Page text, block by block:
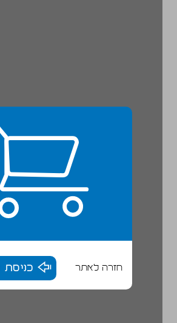
חזרה לאתר כניסת